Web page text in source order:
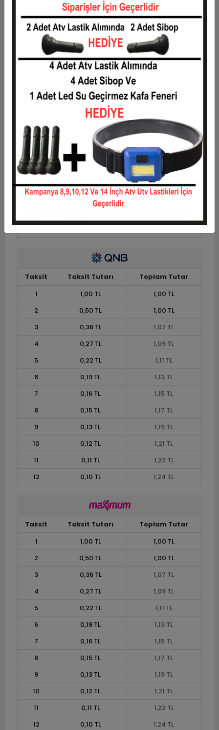
Taksit Taksit Tutarı
Toplam Tutar
1,00 TL
1,00 TL
2
0,50 TL
1,00 TL
0,36 TL
4
0,27 TL
1,09 TL
0,22 TL
6
0,19 TL
7
0,16 TL
1,15 TL
8
0,15 TL
1,17 TL
1,19 TL
10
0,12 TL
1,21 TL
Taksit Taksit Tutarı
Toplam Tutar
1
1,00 TL
1,00 TL
2
0,50 TL
1,00 TL
3
0,36 TL
1,07 TL
4
0,27 TL
1,09 TL
5
0,22 TL
1,11 TL
6
0,19 TL
1,13 TL
7
0,16 TL
1,15 TL
8
0,15 TL
1,17 TL
9
0,13 TL
1,19 TL
10
0,12 TL
1,21 TL
11
0,11 TL
1,22 TL
12
0,10 TL 1,24 TL
Taksit Taksit Tutarı
Toplam Tutar
1
1,00 TL
1,00 TL
2
0,50 TL
1,00 TL
3
0,36 TL
1,07 TL
4
0,27 TL
1,09 TL
5
0,22 TL
1,11 TL
6
0,19 TL
1,13 TL
7
0,16 TL
1,15 TL
8
0,15 TL
1,17 TL
9
0,13 TL
1,19 TL
10
0,12 TL
1,21 TL
11
0,11 TL
1,22 TL
12
0,10 TL 1,24 TL